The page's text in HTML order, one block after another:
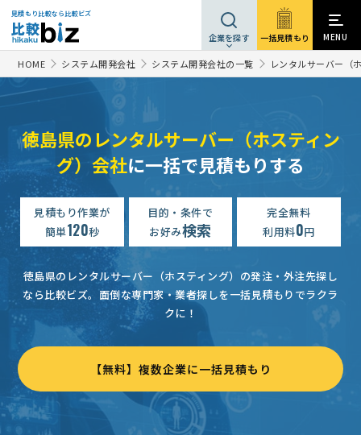
見積もり比較なら比較ビズ
企業を探す 一括見積もり MENU
HOME システム開発会社 システム開発会社の一覧 レンタルサーバー（
徳島県のレンタルサーバー（ホスティン
グ）会社に一括で見積もりする
見積もり作業が
簡単120秒
目的・条件で
お好み検索
完全無料
利用料0円
徳島県のレンタルサーバー（ホスティング）の発注・外注先探し
なら比較ビズ。面倒な専門家・業者探しを一括見積もりでラクラ
クに！
【無料】複数企業に一括見積もり